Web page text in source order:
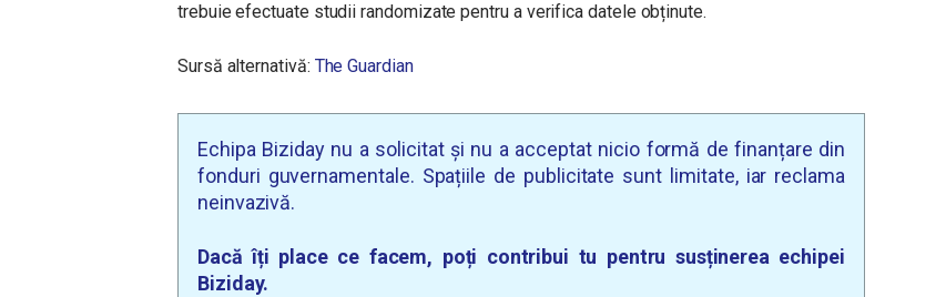
trebuie efectuate studii randomizate pentru a verifica datele obținute.
Sursă alternativă: The Guardian
Echipa Biziday nu a solicitat și nu a acceptat nicio formă de finanțare din
fonduri guvernamentale. Spațiile de publicitate sunt limitate, iar reclama
neinvazivă.
Dacă îți place ce facem, poți contribui tu pentru susținerea echipei
Biziday.